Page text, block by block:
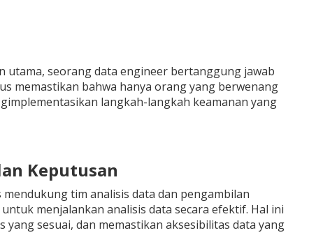
utama, seorang data engineer bertanggung jawab
memastikan bahwa hanya orang yang berwenang
langkah-langkah keamanan yang
Keputusan
tim analisis data dan pengambilan
menjalankan analisis data secara efektif. Hal ini
sesuai, dan memastikan aksesibilitas data yang